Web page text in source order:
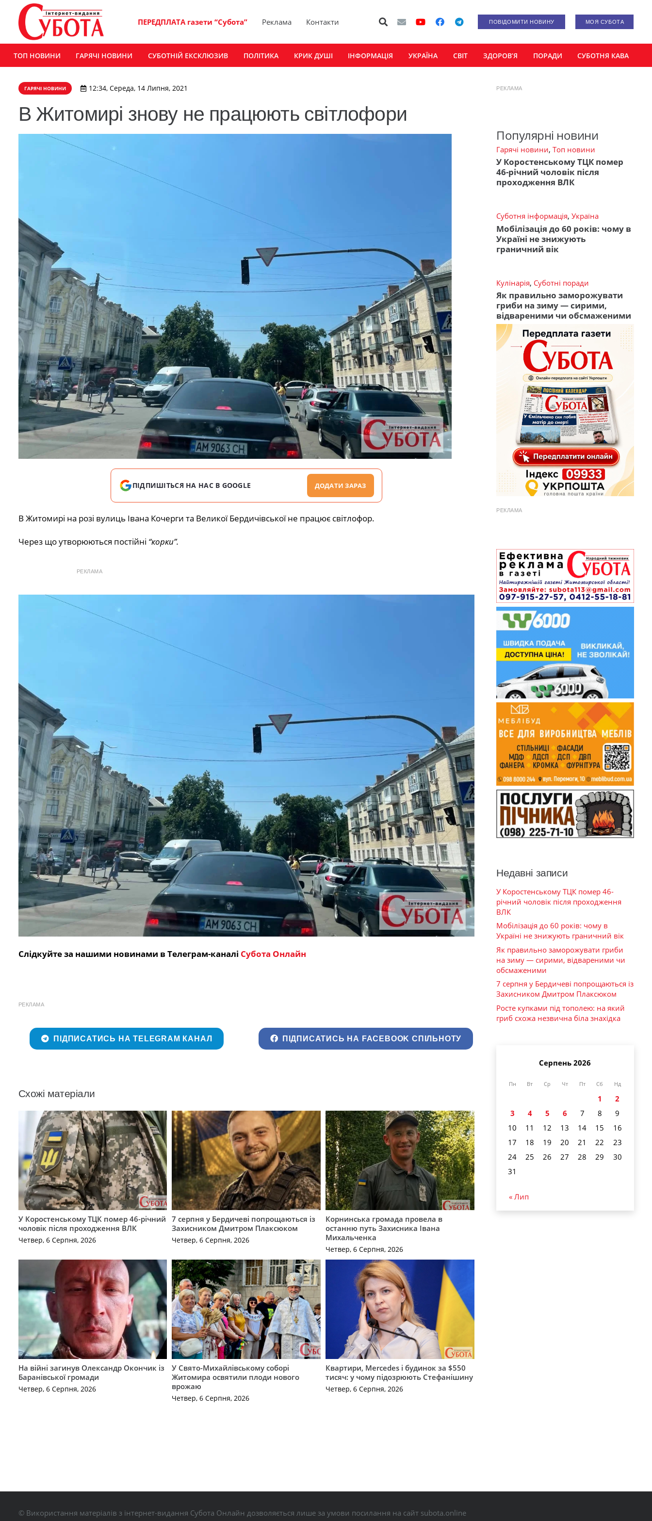
ПЕРЕДПЛАТА газети “Субота” Реклама Контакти ПОВІДОМИТИ НОВИНУ МОЯ СУБОТА
ТОП НОВИНИ ГАРЯЧІ НОВИНИ СУБОТНІЙ ЕКСКЛЮЗИВ ПОЛІТИКА КРИК ДУШІ ІНФОРМАЦІЯ УКРАЇНА СВІТ ЗДОРОВ’Я ПОРАДИ СУБОТНЯ КАВА
ГАРЯЧІ НОВИНИ 12:34, Середа, 14 Липня, 2021
В Житомирі знову не працюють світлофори
ПІДПИШІТЬСЯ НА НАС В GOOGLE ДОДАТИ ЗАРАЗ
В Житомирі на розі вулиць Івана Кочерги та Великої Бердичівської не працює світлофор.
Через що утворюються постійні “корки”.
РЕКЛАМА
Слідкуйте за нашими новинами в Телеграм-каналі Субота Онлайн
РЕКЛАМА
ПІДПИСАТИСЬ НА TELEGRAM КАНАЛ ПІДПИСАТИСЬ НА FACEBOOK СПІЛЬНОТУ
Схожі матеріали
У Коростенському ТЦК помер 46-річний
чоловік після проходження ВЛК
Четвер, 6 Серпня, 2026
7 серпня у Бердичеві попрощаються із
Захисником Дмитром Плаксюком
Четвер, 6 Серпня, 2026
Корнинська громада провела в
останню путь Захисника Івана
Михальченка
Четвер, 6 Серпня, 2026
На війні загинув Олександр Окончик із
Баранівської громади
Четвер, 6 Серпня, 2026
У Свято-Михайлівському соборі
Житомира освятили плоди нового
врожаю
Четвер, 6 Серпня, 2026
Квартири, Mercedes і будинок за $550
тисяч: у чому підозрюють Стефанішину
Четвер, 6 Серпня, 2026
РЕКЛАМА
Популярні новини
Гарячі новини, Топ новини
У Коростенському ТЦК помер
46-річний чоловік після
проходження ВЛК
Суботня інформація, Україна
Мобілізація до 60 років: чому в
Україні не знижують
граничний вік
Кулінарія, Суботні поради
Як правильно заморожувати
гриби на зиму — сирими,
відвареними чи обсмаженими
РЕКЛАМА
Недавні записи
У Коростенському ТЦК помер 46-
річний чоловік після проходження
ВЛК
Мобілізація до 60 років: чому в
Україні не знижують граничний вік
Як правильно заморожувати гриби
на зиму — сирими, відвареними чи
обсмаженими
7 серпня у Бердичеві попрощаються із
Захисником Дмитром Плаксюком
Росте купками під тополею: на який
гриб схожа незвична біла знахідка
Серпень 2026
Пн Вт Ср Чт Пт Сб Нд
1
2
3
4 5 6 7 8
9
10
11 12 13 14 15
16
17
18 19 20 21 22
23
24
25 26 27 28 29
30
31
« Лип
© Використання матеріалів з інтернет-видання Субота Онлайн дозволяється лише за умови посилання на сайт subota.online